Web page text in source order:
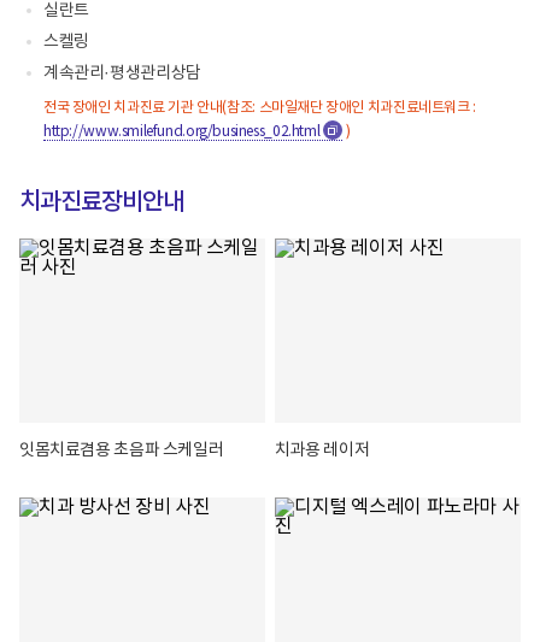
실란트
스켈링
계속관리·평생관리상담
전국 장애인 치과진료 기관 안내(참조: 스마일재단 장애인 치과진료네트워크 :
http://www.smilefund.org/business_02.html 새
)
치과진료장비안내
잇몸치료겸용 초음파 스케일러 치과용 레이저